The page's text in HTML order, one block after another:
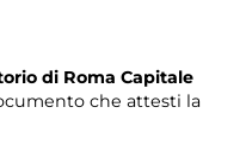
di Roma Capitale
che attesti la